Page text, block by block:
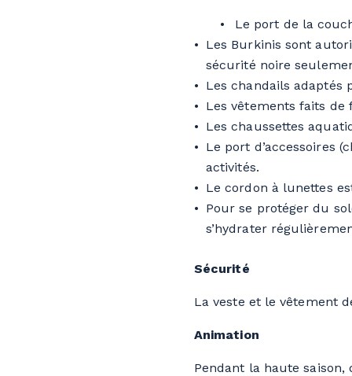
Le port de la
Les Burkinis sont
sécurité noire
Les chandails adaptés
Les vêtements faits
Les chaussettes
Le port d’accessoires
activités.
Le cordon à lunettes
Pour se protéger du
s’hydrater
Sécurité
La veste et le vêtement
Animation
Pendant la haute saison,